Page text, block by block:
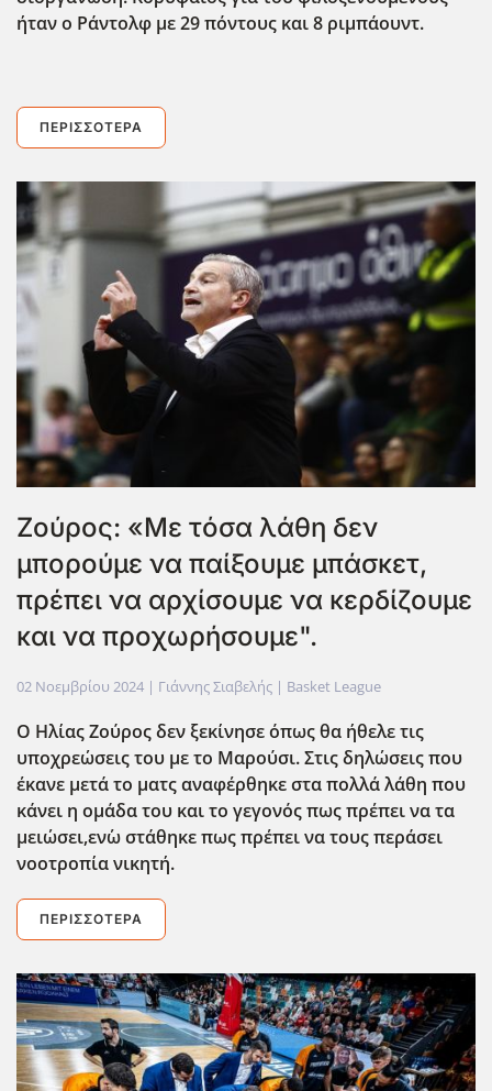
ήταν ο Ράντολφ με 29 πόντους και 8 ριμπάουντ.
ΠΕΡΙΣΣΌΤΕΡΑ
Zούρος: «Με τόσα λάθη δεν
μπορούμε να παίξουμε μπάσκετ,
πρέπει να αρχίσουμε να κερδίζουμε
και να προχωρήσουμε".
02 Νοεμβρίου 2024 | Γιάννης Σιαβελής | Basket League
Ο Ηλίας Ζούρος δεν ξεκίνησε όπως θα ήθελε τις
υποχρεώσεις του με το Μαρούσι. Στις δηλώσεις που
έκανε μετά το ματς αναφέρθηκε στα πολλά λάθη που
κάνει η ομάδα του και το γεγονός πως πρέπει να τα
μειώσει,εν΄ω στάθηκε πως πρέπει να τους περάσει
νοοτροπία νικητή.
ΠΕΡΙΣΣΌΤΕΡΑ